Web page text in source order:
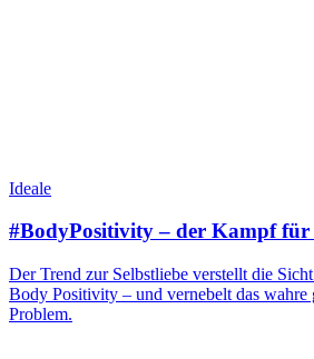
Ideale
#BodyPositivity – der Kampf für
Der Trend zur Selbstliebe verstellt die
Body Positivity – und vernebelt das wahre
Problem.